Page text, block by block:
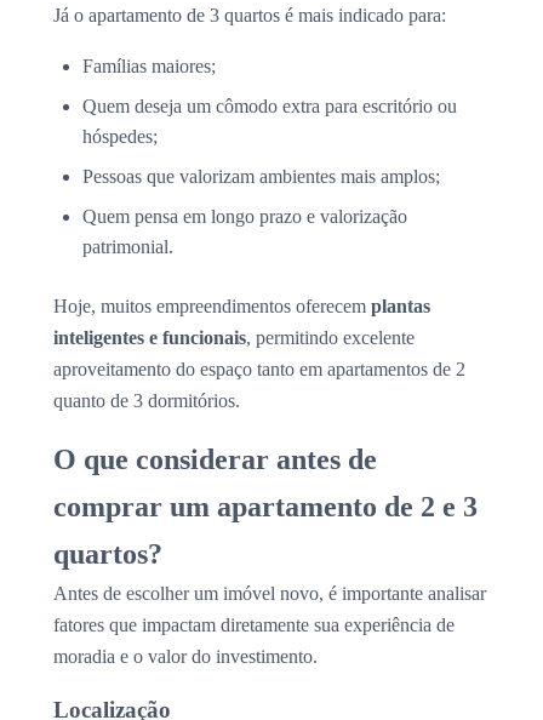
Já o apartamento de 3 quartos é mais indicado para:
Famílias maiores;
Quem deseja um cômodo extra para escritório ou
hóspedes;
Pessoas que valorizam ambientes mais amplos;
Quem pensa em longo prazo e valorização
patrimonial.
Hoje, muitos empreendimentos oferecem plantas
inteligentes e funcionais, permitindo excelente
aproveitamento do espaço tanto em apartamentos de 2
quanto de 3 dormitórios.
O que considerar antes de
comprar um apartamento de 2 e 3
quartos?
Antes de escolher um imóvel novo, é importante analisar
fatores que impactam diretamente sua experiência de
moradia e o valor do investimento.
Localização